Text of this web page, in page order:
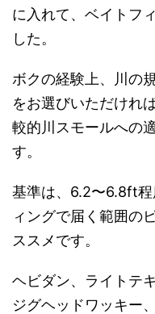
に入れて、ベイトフ
した。
ボクの経験上、川の
をお選びいただけれ
較的川スモールへの
す。
基準は、6.2〜6.8ft
ィングで届く範囲の
ススメです。
ヘビダン、ライトテ
ジグヘッドワッキー